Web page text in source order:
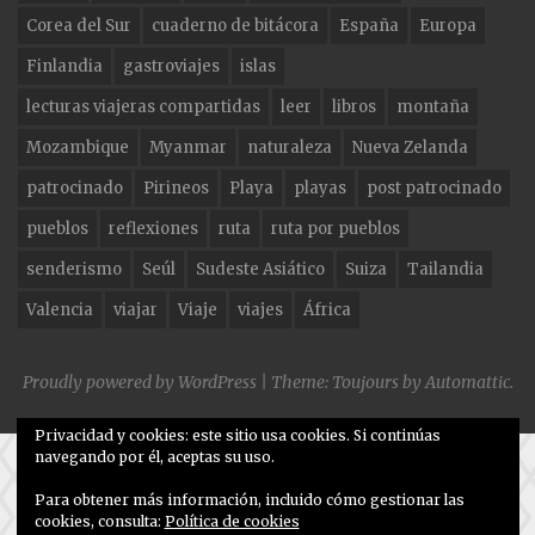
o
k
Corea del Sur
cuaderno de bitácora España
Europa
Finlandia
gastroviajes
islas
lecturas viajeras compartidas
leer libros
montaña
Mozambique
Myanmar naturaleza
Nueva Zelanda
patrocinado
Pirineos Playa playas
post patrocinado
pueblos
reflexiones ruta
ruta por pueblos
senderismo
Seúl Sudeste Asiático Suiza
Tailandia
Valencia
viajar Viaje viajes África
Proudly powered by WordPress Theme: Toujours byAutomattic.
Privacidad y cookies: este sitio usa cookies. Si continúas
navegando por él, aceptas su uso.
Para obtener más información, incluido cómo gestionar las
cookies, consulta: Política de cookies